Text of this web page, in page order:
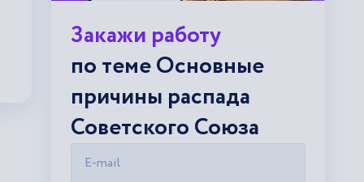
Закажи работу
по теме Основные
причины распада
Советского Союза